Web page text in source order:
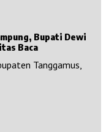
Bupati Dewi
Baca